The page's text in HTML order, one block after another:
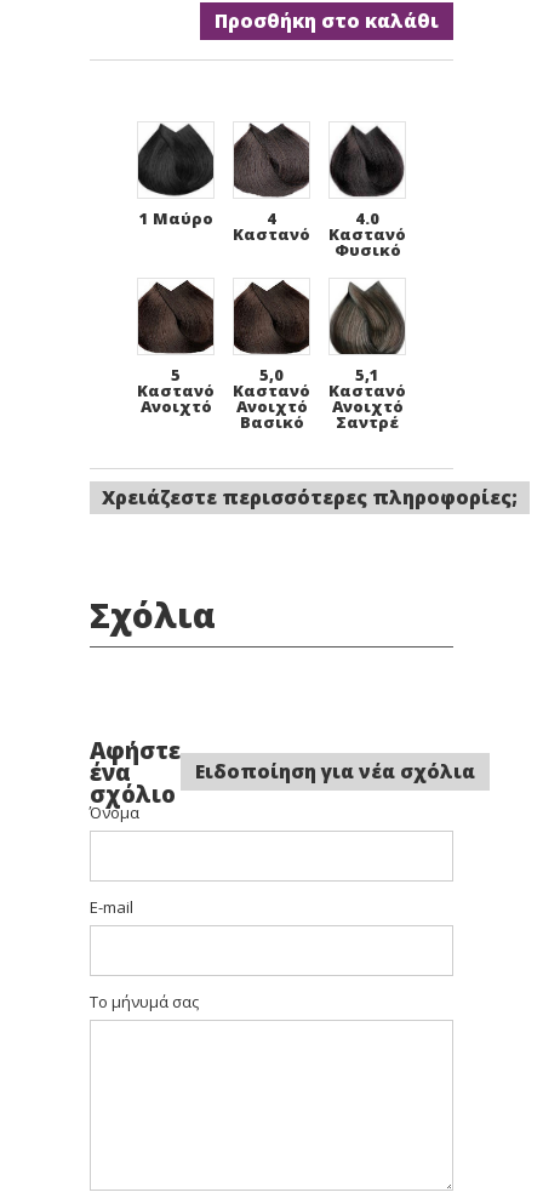
Προσθήκη στο καλάθι
1 Μαύρο 4
Καστανό
4.0
Καστανό
Φυσικό
5
Καστανό
Ανοιχτό
5,0
Καστανό
Ανοιχτό
Βασικό
5,1
Καστανό
Ανοιχτό
Σαντρέ
Σκούρο
Ενισχυμένο
Σκούρο
Σαντρέ
Σκούρο Σκούρο Σκούρο
Χρειάζεστε περισσότερες πληροφορίες;
Σχόλια
Αφήστε
ένα
σχόλιο
Ειδοποίηση για νέα σχόλια
Όνομα
E-mail
Το μήνυμά σας